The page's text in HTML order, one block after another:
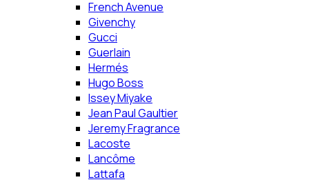
French Avenue
Givenchy
Gucci
Guerlain
Hermés
Hugo Boss
Issey Miyake
Jean Paul Gaultier
Jeremy Fragrance
Lacoste
Lancôme
Lattafa